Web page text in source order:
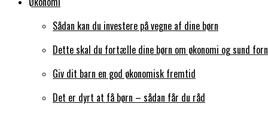
Sådan kan du investere på vegne af dine børn
Dette skal du fortælle dine børn om økonomi og sund
Giv dit barn en god økonomisk fremtid
Det er dyrt at få børn – sådan får du råd